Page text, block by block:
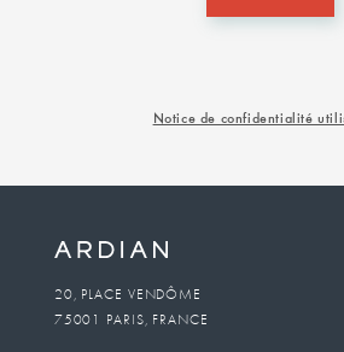
Notice de confidentialité
20, PLACE VENDÔME
75001 PARIS, FRANCE